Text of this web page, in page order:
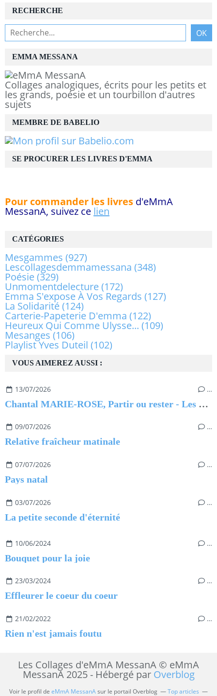
RECHERCHE
EMMA MESSANA
Collages analogiques, écrits pour les petits et
les grands, poésie et un tourbillon d'autres
sujets
VOUS AIMEREZ AUSSI :
13/07/2026 …
Chantal MARIE-ROSE, Partir ou rester - Les clés pour évoluer professionnellement sans regret
09/07/2026 …
Relative fraîcheur matinale
07/07/2026 …
Pays natal
03/07/2026 …
La petite seconde d'éternité
10/06/2024 …
Bouquet pour la joie
23/03/2024 …
Effleurer le coeur du coeur
21/02/2022 …
Rien n'est jamais foutu
CATÉGORIES
Mesgammes (927)
Lescollagesdemmamessana (348)
Poésie(329)
Unmomentdelecture(172)
Emma S'expose À Vos Regards (127)
La Solidarité(124)
Carterie-Papeterie D'emma (122)
Heureux Qui Comme Ulysse... (109)
Mesanges (106)
Playlist Yves Duteil (102)
MEMBRE DE BABELIO
SE PROCURER LES LIVRES D'EMMA
Pour commander les livres d'eMmA
MessanA, suivez ce lien
Les Collages d'eMmA MessanA © eMmA
MessanA 2025 - Hébergé par Overblog
Voir le profil de eMmA MessanAsur le portail Overblog Top articles